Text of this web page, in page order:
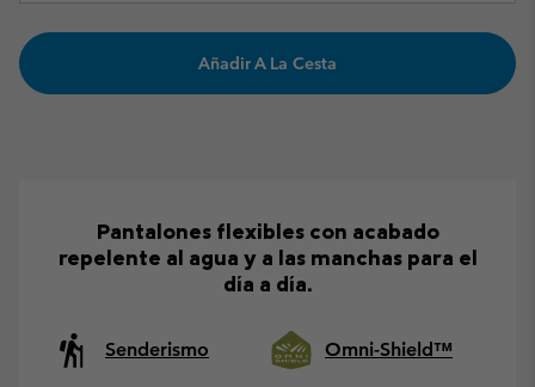
Añadir A La Cesta
Pantalones flexibles con acabado
repelente al agua y a las manchas para el
día a día.
Senderismo Omni-Shield™